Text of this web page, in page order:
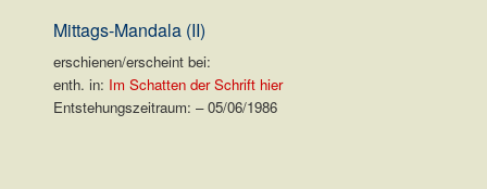
Mittags-Mandala (II)
erschienen/erscheint bei:
enth. in: Im Schatten der Schrift hier
Entstehungszeitraum: – 05/06/1986